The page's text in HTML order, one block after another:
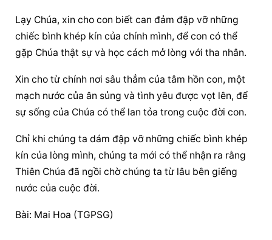
Lạy Chúa, xin cho con biết can đảm đập vỡ những
chiếc bình khép kín của chính mình, để con có thể
gặp Chúa thật sự và học cách mở lòng với tha nhân.
Xin cho từ chính nơi sâu thẳm của tâm hồn con, một
mạch nước của ân sủng và tình yêu được vọt lên, để
sự sống của Chúa có thể lan tỏa trong cuộc đời con.
Chỉ khi chúng ta dám đập vỡ những chiếc bình khép
kín của lòng mình, chúng ta mới có thể nhận ra rằng
Thiên Chúa đã ngồi chờ chúng ta từ lâu bên giếng
nước của cuộc đời.
Bài: Mai Hoa (TGPSG)